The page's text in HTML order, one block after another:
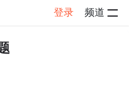
登录 频道